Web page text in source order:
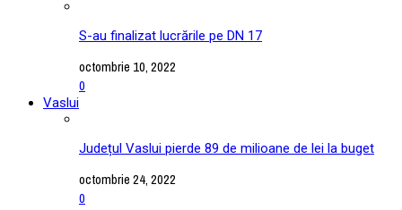
S-au finalizat lucrările pe DN 17
octombrie 10, 2022
0
Vaslui
Județul Vaslui pierde 89 de milioane de lei la buget
octombrie 24, 2022
0